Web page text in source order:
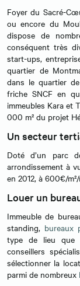
Foyer du Sacré-
ou encore du
dispose de
conséquent très
start-ups,
quartier de
dans le quartier
friche SNCF en
immeubles Kara et
000 m² du projet
Un secteur
Doté d’un parc
arrondissement à
en 2012, à 600€/
Louer un
Immeuble de
standing, bureaux
type de lieu que
conseillers
sélectionner la
parmi de nombreux